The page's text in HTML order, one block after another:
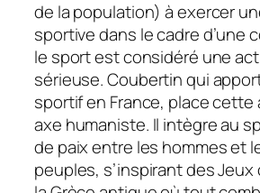
de la population) à exercer
sportive dans le cadre d’une
le sport est considéré une
sérieuse. Coubertin qui
sportif en France, place cette
axe humaniste. Il intègre au
de paix entre les hommes et
peuples, s’inspirant des